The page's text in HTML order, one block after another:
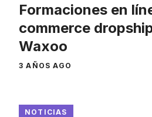
Formaciones en
commerce
Waxoo
3 AÑOS AGO
NOTICIAS